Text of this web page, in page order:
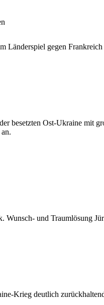
gegen
besetzten Ost-Ukraine mit
und Traumlösung
Krieg deutlich